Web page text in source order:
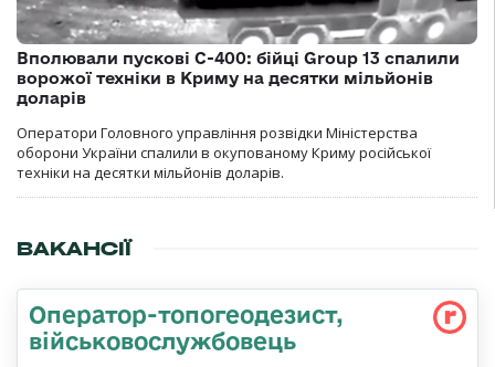
Вполювали пускові С-400: бійці Group 13 спалили
ворожої техніки в Криму на десятки мільйонів
доларів
Оператори Головного управління розвідки Міністерства
оборони України спалили в окупованому Криму російської
техніки на десятки мільйонів доларів.
ВАКАНСІЇ
Оператор-топогеодезист,
військовослужбовець